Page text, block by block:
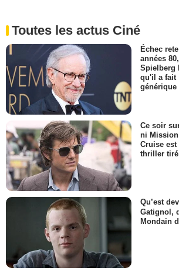
Toutes les actus Ciné
Échec
années
Spielberg
qu'il a fait
générique
Ce soir
ni
Cruise
thriller tiré
Qu’est
Gatignol,
Mondain